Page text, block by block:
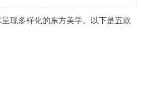
现多样化的东方美学。以下是五款